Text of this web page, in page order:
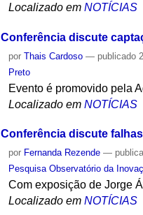
Localizado em NOTÍCIAS
Conferência discute
porThais Cardoso — publicado
Preto
Evento é promovido pela
Localizado em NOTÍCIAS
Conferência discute
por Fernanda Rezende —
Pesquisa Observatório da
Com exposição de Jorge
Localizado em NOTÍCIAS